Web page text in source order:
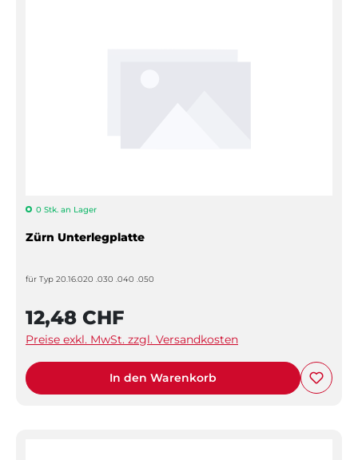
0 Stk. an Lager
Zürn Unterlegplatte
für Typ 20.16.020 .030 .040 .050
12,48 CHF
Preise exkl. MwSt. zzgl. Versandkosten
In den Warenkorb